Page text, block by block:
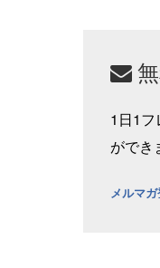
1日1
ができ
メルマ